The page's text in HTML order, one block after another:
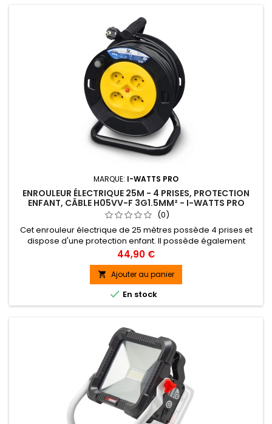
MARQUE: I-WATTS PRO
ENROULEUR ÉLECTRIQUE 25M - 4 PRISES, PROTECTION
ENFANT, CÂBLE H05VV-F 3G1.5MM² - I-WATTS PRO
(0)
Cet enrouleur électrique de 25 mètres possède 4 prises et
dispose d'une protection enfant. Il possède également
un disjoncteur thermique qui protège l'enrouleur en cas de
surchauffe. Maniable et léger, cet enrouleur I-Watts Pro
dispose d'une poignée de transport ergonomique. Le câble
s'enroule et se déroule facilement. Sa puissance max
déroulé est de 3200 W.
Prix
44,90 €
 Ajouter au panier
 En stock